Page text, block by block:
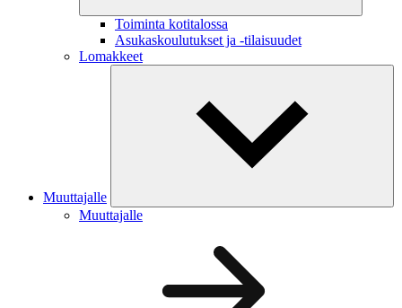
Toiminta kotitalossa
Asukaskoulutukset ja -tilaisuudet
Lomakkeet
Muuttajalle
Muuttajalle